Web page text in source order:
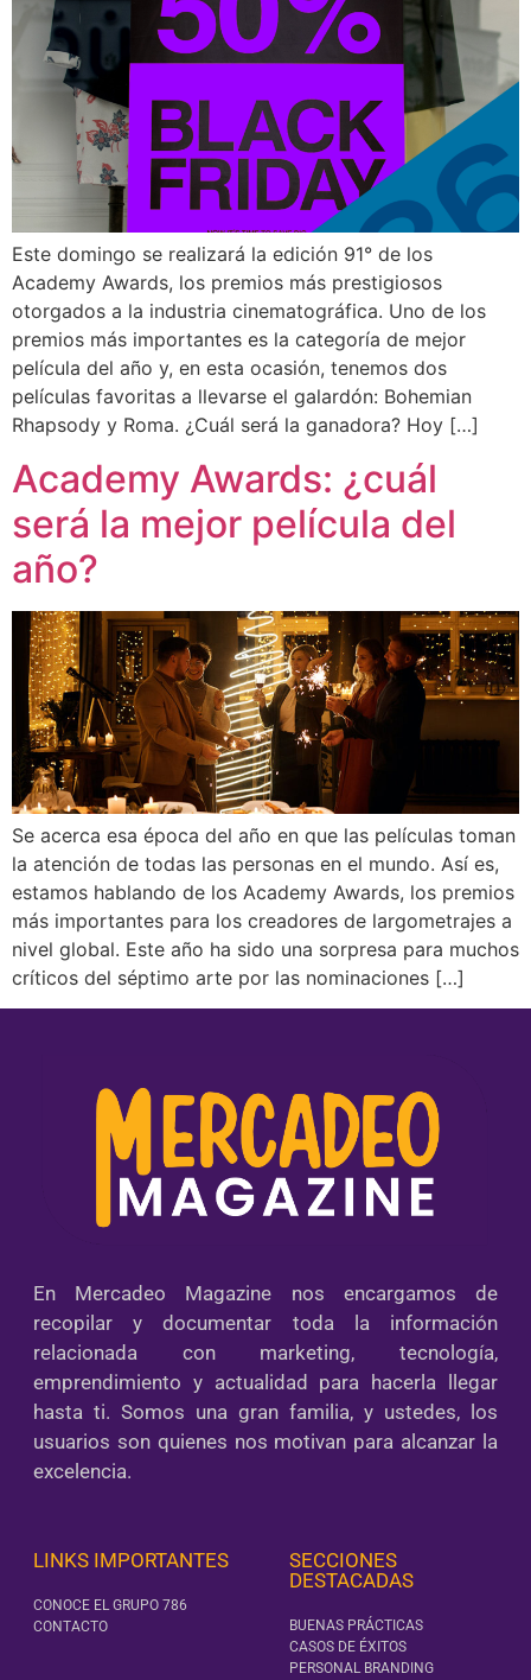
Este domingo se realizará la edición 91° de los
Academy Awards, los premios más prestigiosos
otorgados a la industria cinematográfica. Uno de los
premios más importantes es la categoría de mejor
película del año y, en esta ocasión, tenemos dos
películas favoritas a llevarse el galardón: Bohemian
Rhapsody y Roma. ¿Cuál será la ganadora? Hoy […]
Academy Awards: ¿cuál
será la mejor película del
año?
Se acerca esa época del año en que las películas toman
la atención de todas las personas en el mundo. Así es,
estamos hablando de los Academy Awards, los premios
más importantes para los creadores de largometrajes a
nivel global. Este año ha sido una sorpresa para muchos
críticos del séptimo arte por las nominaciones […]
En Mercadeo Magazine nos encargamos de
recopilar y documentar toda la información
relacionada con marketing, tecnología,
emprendimiento y actualidad para hacerla llegar
hasta ti. Somos una gran familia, y ustedes, los
usuarios son quienes nos motivan para alcanzar la
excelencia.
LINKS IMPORTANTES
CONOCE EL GRUPO 786
CONTACTO
SECCIONES
DESTACADAS
BUENAS PRÁCTICAS
CASOS DE ÉXITOS
PERSONAL BRANDING